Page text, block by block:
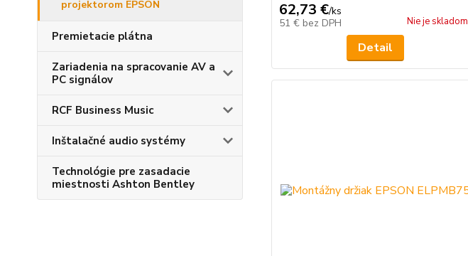
projektorom EPSON
Premietacie plátna
Zariadenia na spracovanie AV a
PC signálov
RCF Business Music
Inštalačné audio systémy
Technológie pre zasadacie
miestnosti Ashton Bentley
62,73 €/ks
51 € bez DPH Nie je skladom
Detail